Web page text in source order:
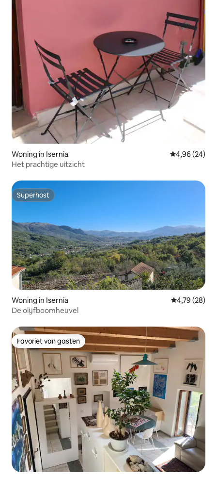
Woning in Isernia Gemiddelde
4,96 (24)
Het prachtige uitzicht
Superhost
Superhost
Woning in Isernia Gemiddelde
4,79 (28)
De olijfboomheuvel
Favoriet van gasten
Favoriet van gasten